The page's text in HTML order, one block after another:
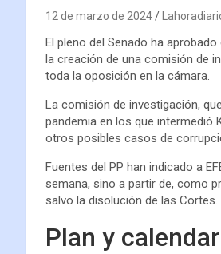
12 de marzo de 2024
El pleno del Senado ha
la creación de una comisión de
toda la oposición en la cámara.
La comisión de investigación,
pandemia en los que intermedió
otros posibles casos de
Fuentes del PP han indicado a
semana, sino a partir de, como
salvo la disolución de las Cortes.
Plan y